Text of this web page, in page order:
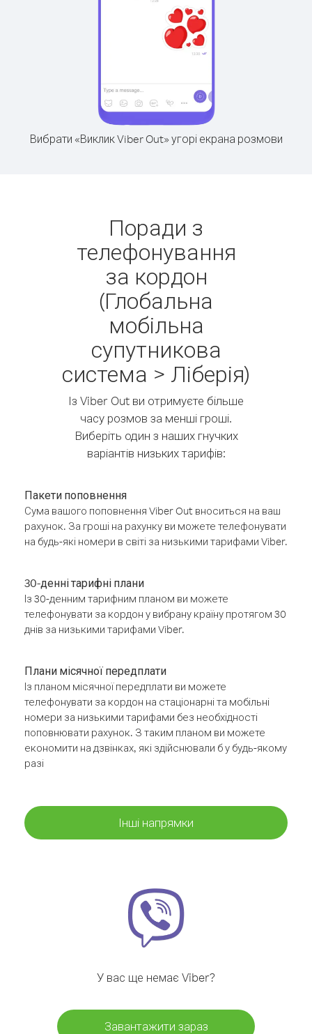
Вибрати «Виклик Viber Out» угорі екрана розмови
Поради з
телефонування
за кордон
(Глобальна
мобільна
супутникова
система > Ліберія)
Із Viber Out ви отримуєте більше
часу розмов за менші гроші.
Виберіть один з наших гнучких
варіантів низьких тарифів:
Пакети поповнення
Сума вашого поповнення Viber Out вноситься на ваш
рахунок. За гроші на рахунку ви можете телефонувати
на будь-які номери в світі за низькими тарифами Viber.
30-денні тарифні плани
Із 30-денним тарифним планом ви можете
телефонувати за кордон у вибрану країну протягом 30
днів за низькими тарифами Viber.
Плани місячної передплати
Із планом місячної передплати ви можете
телефонувати за кордон на стаціонарні та мобільні
номери за низькими тарифами без необхідності
поповнювати рахунок. З таким планом ви можете
економити на дзвінках, які здійснювали б у будь-якому
разі
Інші напрямки
У вас ще немає Viber?
Завантажити зараз